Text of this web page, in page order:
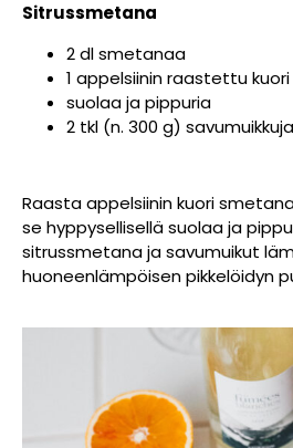
Sitrussmetana
2 dl smetanaa
1 appelsiinin raastettu kuori
suolaa ja pippuria
2 tkl (n. 300 g) savumuikkuja
Raasta appelsiinin kuori
se hyppysellisellä suolaa ja
sitrussmetana ja savumuikut
huoneenlämpöisen pikkelöidyn